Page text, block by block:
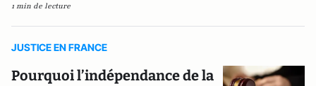
1 min de lecture
JUSTICE EN FRANCE
Pourquoi l’indépendance de la